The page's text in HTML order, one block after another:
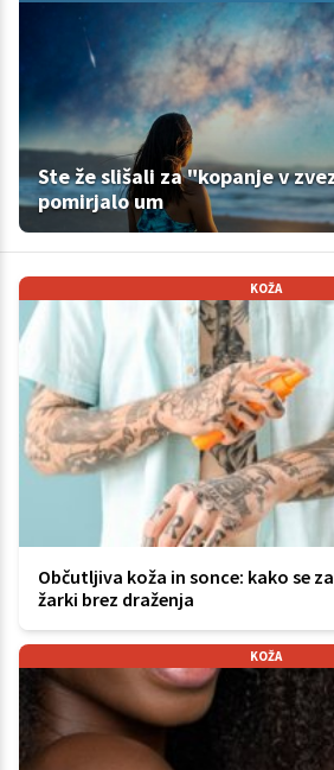
Ste že slišali za "kopanje v
pomirjalo um
KOŽA
Občutljiva koža in sonce: kako se
žarki brez draženja
KOŽA